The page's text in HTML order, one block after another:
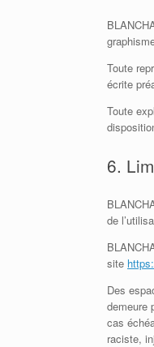
Toute
écrite
Toute
6.
de
site
Des
demeure
cas
raciste,